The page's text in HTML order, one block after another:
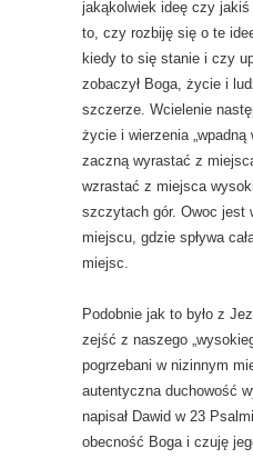
jakąkolwiek ideę czy jakiś
to, czy rozbiję się o te
kiedy to się stanie i czy
zobaczył Boga, życie i
szczerze. Wcielenie
życie i wierzenia „wpadną
zaczną wyrastać z
wzrastać z miejsca
szczytach gór. Owoc jest
miejscu, gdzie spływa
miejsc.
Podobnie jak to było z
zejść z naszego
pogrzebani w nizinnym
autentyczna duchowość
napisał Dawid w 23
obecność Boga i czuję